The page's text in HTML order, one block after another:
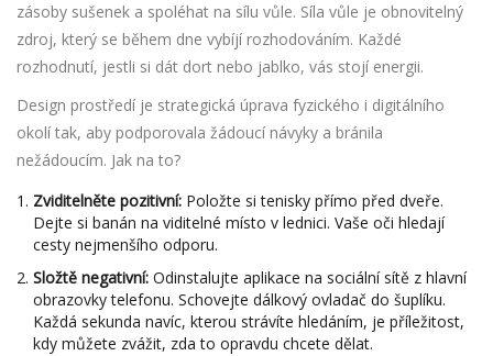
zásoby sušenek a spoléhat na sílu vůle. Síla vůle je obnovitelný
zdroj, který se během dne vybíjí rozhodováním. Každé
rozhodnutí, jestli si dát dort nebo jablko, vás stojí energii.
Design prostředí je strategická úprava fyzického i digitálního
okolí tak, aby podporovala žádoucí návyky a bránila
nežádoucím. Jak na to?
Zviditelněte pozitivní: Položte si tenisky přímo před dveře.
Dejte si banán na viditelné místo v lednici. Vaše oči hledají
cesty nejmenšího odporu.
Složtě negativní: Odinstalujte aplikace na sociální sítě z hlavní
obrazovky telefonu. Schovejte dálkový ovladač do šuplíku.
Každá sekunda navíc, kterou strávíte hledáním, je příležitost,
kdy můžete zvážit, zda to opravdu chcete dělat.